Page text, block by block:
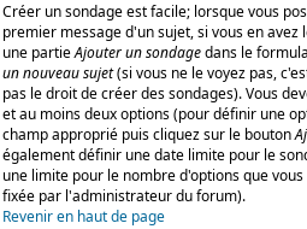
Créer un sondage est facile; lorsque vous
premier message d'un sujet, si vous en
une partieAjouter un sondagedans le
un nouveau sujet(si vous ne le voyez pas,
pas le droit de créer des sondages). Vous
et au moins deux options (pour définir une
champ approprié puis cliquez sur le bouton
également définir une date limite pour le
une limite pour le nombre d'options que
fixée par l'administrateur du forum).
Revenir en haut de page